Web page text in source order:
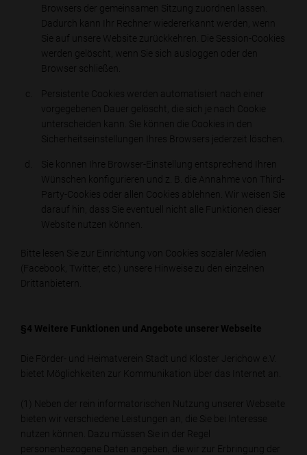
Browsers der gemeinsamen Sitzung zuordnen lassen.
Dadurch kann Ihr Rechner wiedererkannt werden, wenn
Sie auf unsere Website zurückkehren. Die Session-Cookies
werden gelöscht, wenn Sie sich ausloggen oder den
Browser schließen.
Persistente Cookies werden automatisiert nach einer
vorgegebenen Dauer gelöscht, die sich je nach Cookie
unterscheiden kann. Sie können die Cookies in den
Sicherheitseinstellungen Ihres Browsers jederzeit löschen.
Sie können Ihre Browser-Einstellung entsprechend Ihren
Wünschen konfigurieren und z. B. die Annahme von Third-
Party-Cookies oder allen Cookies ablehnen. Wir weisen Sie
darauf hin, dass Sie eventuell nicht alle Funktionen dieser
Website nutzen können.
Bitte lesen Sie zur Einrichtung von Cookies sozialer Medien
(Facebook, Twitter, etc.) unsere Hinweise zu den einzelnen
Drittanbietern.
§4 Weitere Funktionen und Angebote unserer Webseite
Die Förder- und Heimatverein Stadt und Kloster Jerichow e.V.
bietet Möglichkeiten zur Kommunikation über das Internet an.
(1) Neben der rein informatorischen Nutzung unserer Webseite
bieten wir verschiedene Leistungen an, die Sie bei Interesse
nutzen können. Dazu müssen Sie in der Regel
personenbezogene Daten angeben, die wir zur Erbringung der